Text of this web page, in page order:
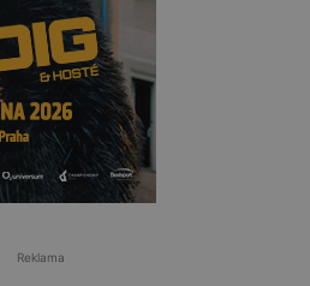
Reklama